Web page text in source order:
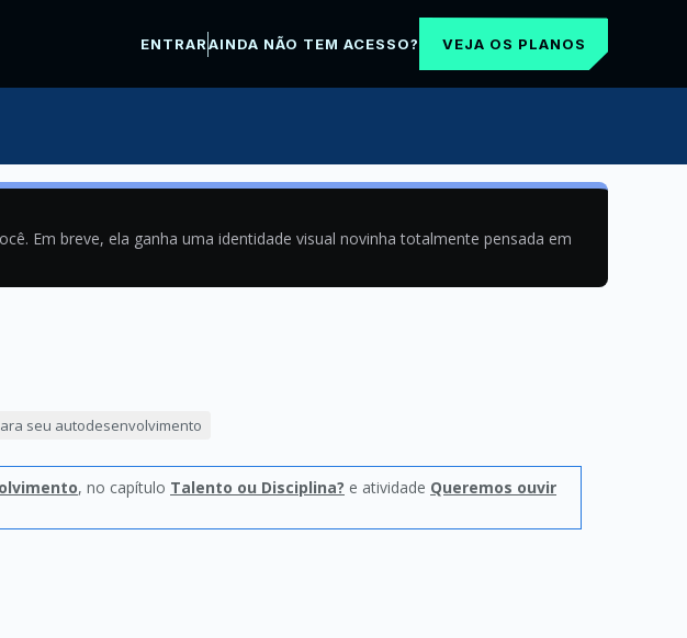
ENTRARAINDA NÃO TEM ACESSO? VEJA OS PLANOS
Em breve, ela ganha uma identidade visual novinha totalmente pensada em
seu autodesenvolvimento
, no capítulo Talento ou Disciplina? e atividade Queremos ouvir